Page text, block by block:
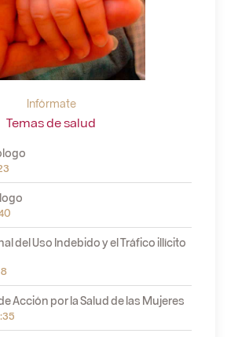
Infórmate
Temas de salud
del Uso Indebido y el Tráfico illícito
Acción por la Salud de las Mujeres